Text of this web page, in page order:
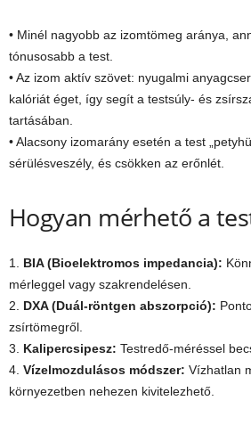
• Minél nagyobb az izomtömeg aránya,
tónusosabb a test.
• Az izom aktív szövet: nyugalmi
kalóriát éget, így segít a testsúly- és
tartásában.
• Alacsony izomarány esetén a test
sérülésveszély, és csökken az erőnlét.
Hogyan mérhető a
1. BIA (Bioelektromos impedancia):
mérleggel vagy szakrendelésen.
2. DXA (Duál-röntgen abszorpció):
zsírtömegről.
3. Kalipercsipesz: Testredő-méréssel
4. Vízelmozdulásos módszer: Vízhatlan
környezetben nehezen kivitelezhető.